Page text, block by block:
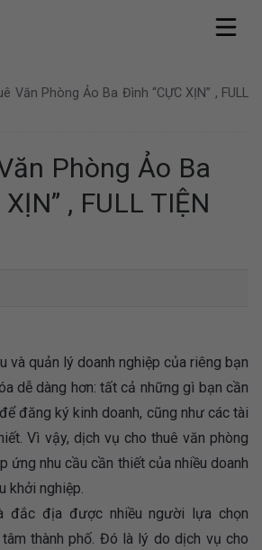
Chí Minh
Văn Phòng Ảo Ba Đình “CỰC XỊN” , FULL
Phòng Ảo Ba
, FULL TIỆN
và quản lý doanh nghiệp của riêng bạn
dễ dàng hơn: tất cả những gì bạn cần
đăng ký kinh doanh, cũng như các tài
Vì vậy, dịch vụ cho thuê văn phòng
ứng nhu cầu cần thiết của nhiều doanh
khởi nghiệp.
đắc địa được nhiều người lựa chọn
thành phố. Đó là lý do dịch vụ cho